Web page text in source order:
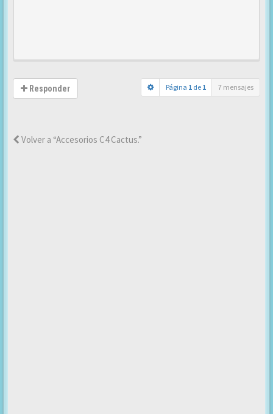
Responder Página 1 de 1 7 mensajes
Volver a “Accesorios C4 Cactus.”